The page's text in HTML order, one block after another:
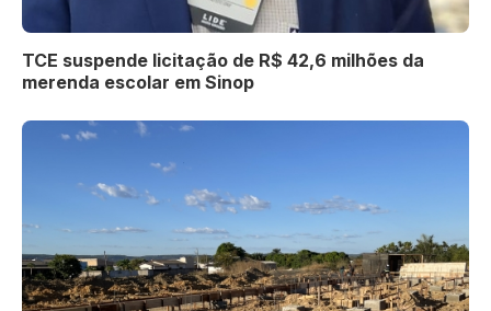
TCE suspende licitação de R$ 42,6 milhões da
merenda escolar em Sinop